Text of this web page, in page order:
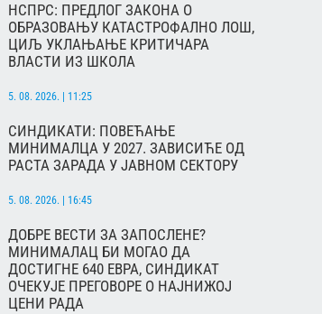
НСПРС: ПРЕДЛОГ ЗАКОНА О
ОБРАЗОВАЊУ КАТАСТРОФАЛНО ЛОШ,
ЦИЉ УКЛАЊАЊЕ КРИТИЧАРА
ВЛАСТИ ИЗ ШКОЛА
5. 08. 2026. | 11:25
СИНДИКАТИ: ПОВЕЋАЊЕ
МИНИМАЛЦА У 2027. ЗАВИСИЋЕ ОД
РАСТА ЗАРАДА У ЈАВНОМ СЕКТОРУ
5. 08. 2026. | 16:45
ДОБРЕ ВЕСТИ ЗА ЗАПОСЛЕНЕ?
МИНИМАЛАЦ БИ МОГАО ДА
ДОСТИГНЕ 640 ЕВРА, СИНДИКАТ
ОЧЕКУЈЕ ПРЕГОВОРЕ О НАЈНИЖОЈ
ЦЕНИ РАДА